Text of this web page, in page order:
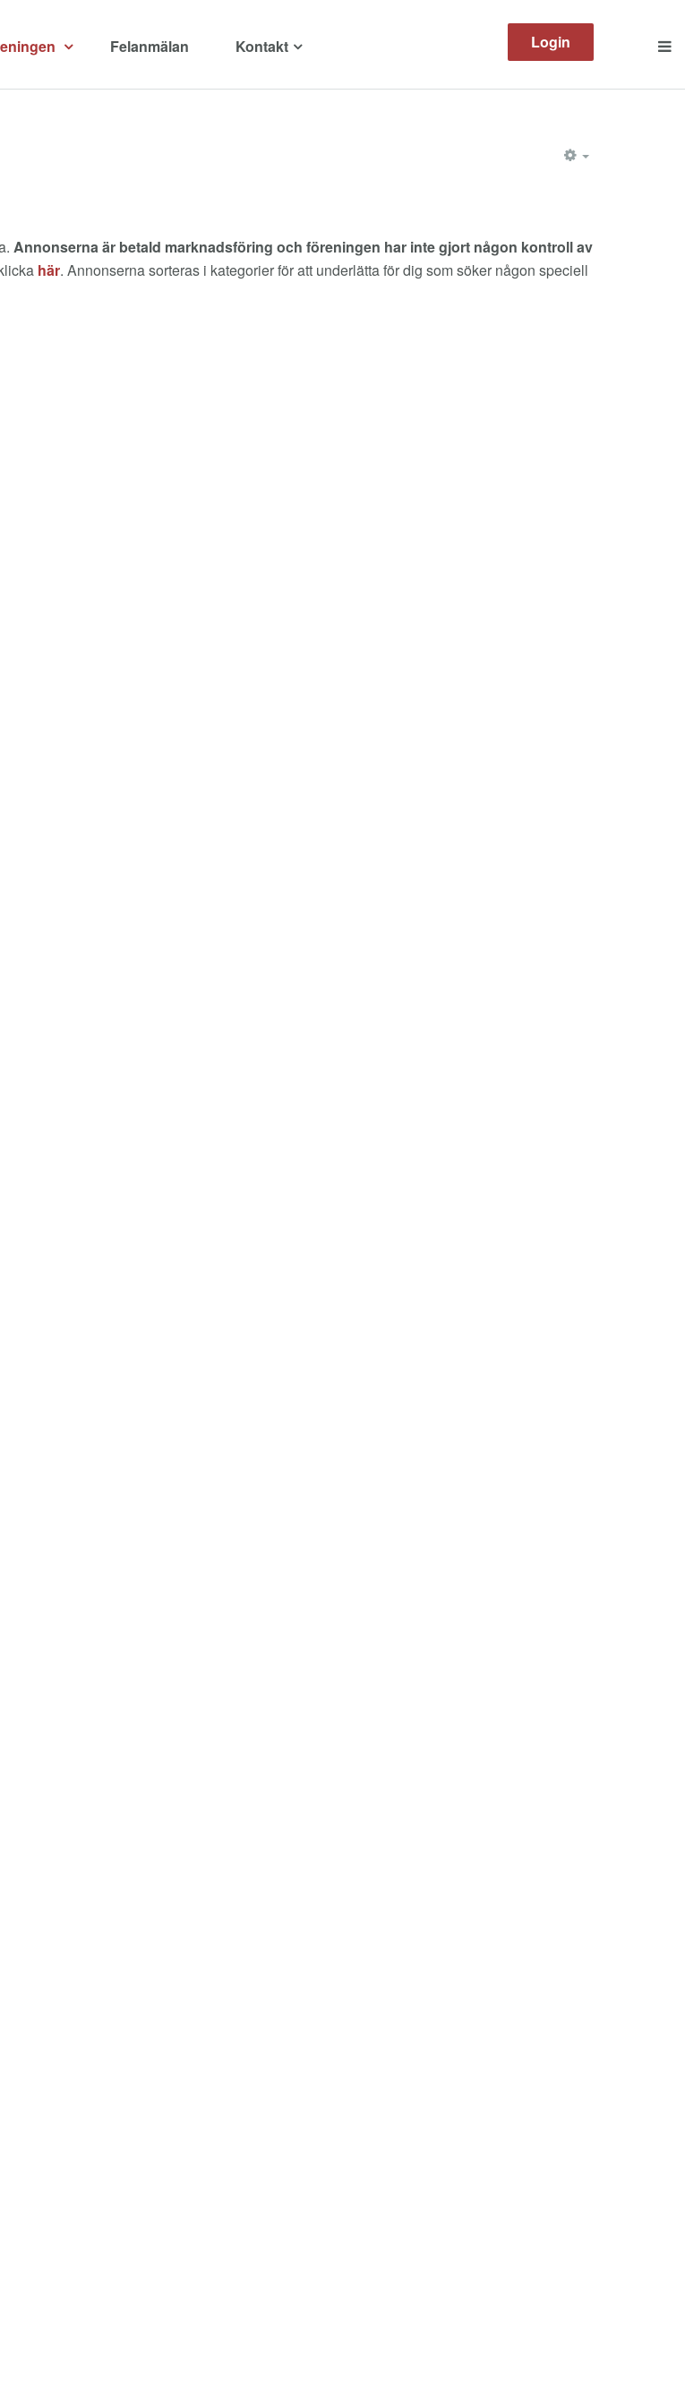
Felanmälan Kontakt Login
Annonserna är betald marknadsföring och föreningen har inte gjort någon kontroll av
här. Annonserna sorteras i kategorier för att underlätta för dig som söker någon speciell